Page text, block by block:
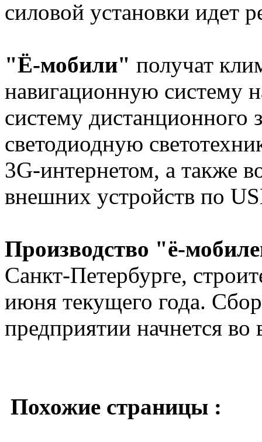
силовой установки идет
"Ё-мобили" получат
навигационную систему
систему дистанционного
светодиодную
3G-интернетом, а также
внешних устройств по
Производство "ё-
Санкт-Петербурге,
июня текущего года.
предприятии начнется во
Похожие страницы :